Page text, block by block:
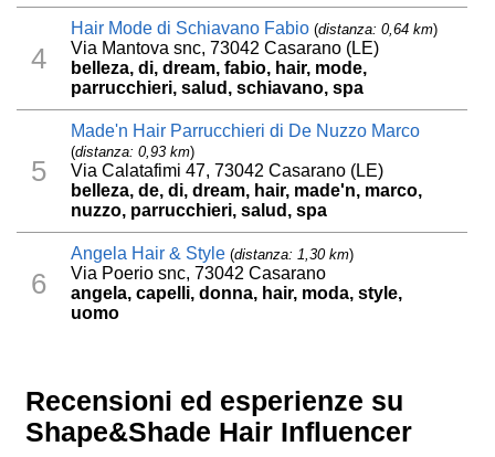
4
Hair Mode di Schiavano Fabio (distanza: 0,64 km)
Via Mantova snc, 73042 Casarano (LE)
belleza, di, dream, fabio, hair, mode,
parrucchieri, salud, schiavano, spa
5
Made'n Hair Parrucchieri di De Nuzzo Marco
(distanza: 0,93 km)
Via Calatafimi 47, 73042 Casarano (LE)
belleza, de, di, dream, hair, made'n, marco,
nuzzo, parrucchieri, salud, spa
6
Angela Hair & Style (distanza: 1,30 km)
Via Poerio snc, 73042 Casarano
angela, capelli, donna, hair, moda, style,
uomo
Recensioni ed esperienze su
Shape&Shade Hair Influencer